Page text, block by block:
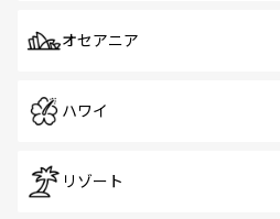
オセアニア
ハワイ
リゾート